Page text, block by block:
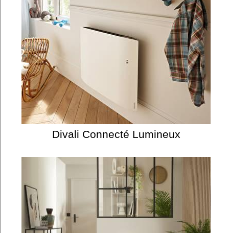
Divali Connecté Lumineux